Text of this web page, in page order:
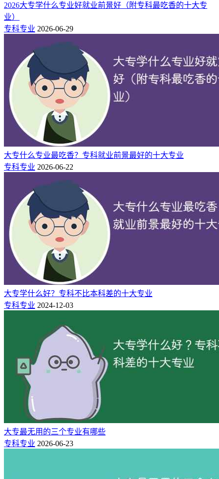
铁道类专业涉及到多个领域的知识，包括机械工程、信号工程
等。这意味着毕业生需要具备多方面的技能和知识，才能胜任
相关岗位的工作。但是，这也为他们提供了更多的发展机会和
挑战。随着技术的不断发展和更新，铁道类专业的毕业生能够
掌握最新的技术和知识，不断提升自己的竞争力。
此外，铁道类专业的关键岗位需求相对稳定。一旦轨道交通和
铁路系统建设完成，相应的运营和维护工作也会持续进行。因
此，相关专业人才将有机会在长期稳定的职业环境中就业和发
展。
4、医学护理学类专业
护理学专业培养具备人文社会科学、医学、预防保健的基本知
识及护理学的基本理论知识和技能，能在护理领域内从事临床
个专业还是非常受人们尊敬的。虽然这个职业薪资不高，也是
2026大专学什么专业好就业前景好（附专科最吃香的十大专
业）
专科专业 2026-06-29
大专什么专业最吃香？专科就业前景最好的十大专业
专科专业 2026-06-22
大专学什么好？专科不比本科差的十大专业
专科专业 2024-12-03
大专最无用的三个专业有哪些
专科专业 2026-06-23